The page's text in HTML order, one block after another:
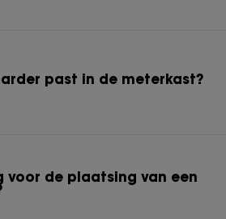
past in de meterkast?
voor de plaatsing van een